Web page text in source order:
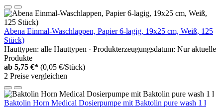
Abena Einmal-Waschlappen, Papier 6-lagig, 19x25 cm, Weiß, 125
Stück)
Hauttypen: alle Hauttypen · Produkterzeugungsdatum: Nur aktuelle
Produkte
ab 5,75 €* (0,05 €/Stück)
2 Preise vergleichen
Baktolin Horn Medical Dosierpumpe mit Baktolin pure wash 1 l